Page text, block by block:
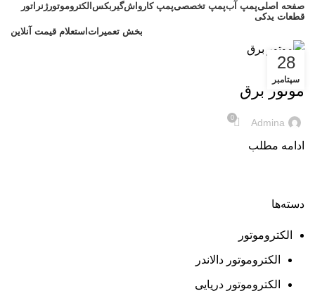
صفحه اصلیپمپ آبپمپ تخصصیپمپ کارواشگیربکس الکتروموتورژنراتور
قطعات یدکی
بخش تعمیرات استعلام قیمت آنلاین
28
سپتامبر
موتور برق
موتور برق
Admina
0
ادامه مطلب
دسته‌ها
الکتروموتور
الکتروموتور دالاندر
الکتروموتور دریایی